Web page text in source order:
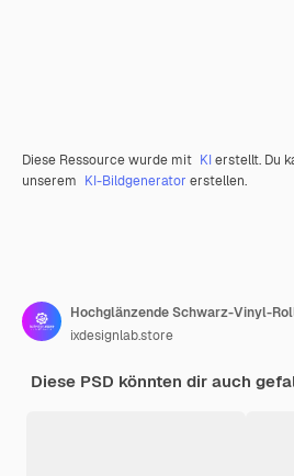
Diese Ressource wurde mit KIerstellt. Du
unserem KI-Bildgenerator erstellen.
ixdesignlab.store
Diese PSD könnten dir auch